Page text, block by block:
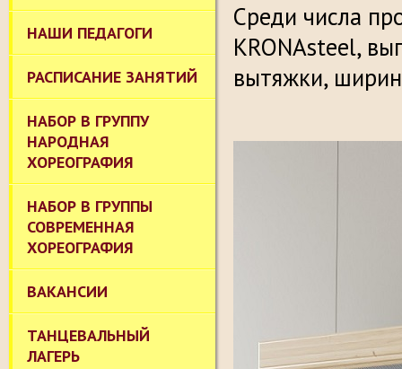
НАШИ ПЕДАГОГИ
РАСПИСАНИЕ ЗАНЯТИЙ
НАБОР В ГРУППУ
НАРОДНАЯ
ХОРЕОГРАФИЯ
НАБОР В ГРУППЫ
СОВРЕМЕННАЯ
ХОРЕОГРАФИЯ
ВАКАНСИИ
ТАНЦЕВАЛЬНЫЙ
ЛАГЕРЬ
Среди числа
KRONAsteel,
вытяжки,